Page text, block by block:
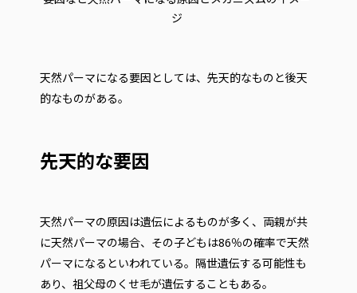
天然パーマになる要因としては、先天的なものと後天
的なものがある。
先天的な要因
天然パーマの原因は遺伝によるものが多く、両親が共
に天然パーマの場合、その子どもは86％の確率で天然
パーマになるといわれている。隔世遺伝する可能性も
あり、祖父母のくせ毛が遺伝することもある。